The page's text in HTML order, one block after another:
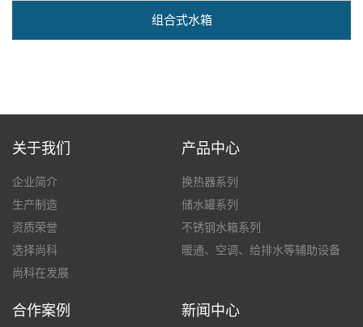
组合式水箱
关于我们
企业简介
生产制造
资质荣誉
选择尚科
尚科在发展
产品中心
换热器系列
储水罐系列
不锈钢水箱系列
暖通、空调、给排水等辅助设备
合作案例 新闻中心